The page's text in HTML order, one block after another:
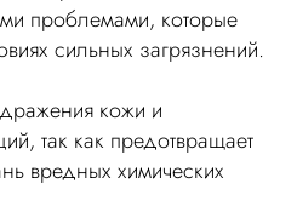
проблемами, которые
сильных загрязнений.
кожи и
так как предотвращает
вредных химических